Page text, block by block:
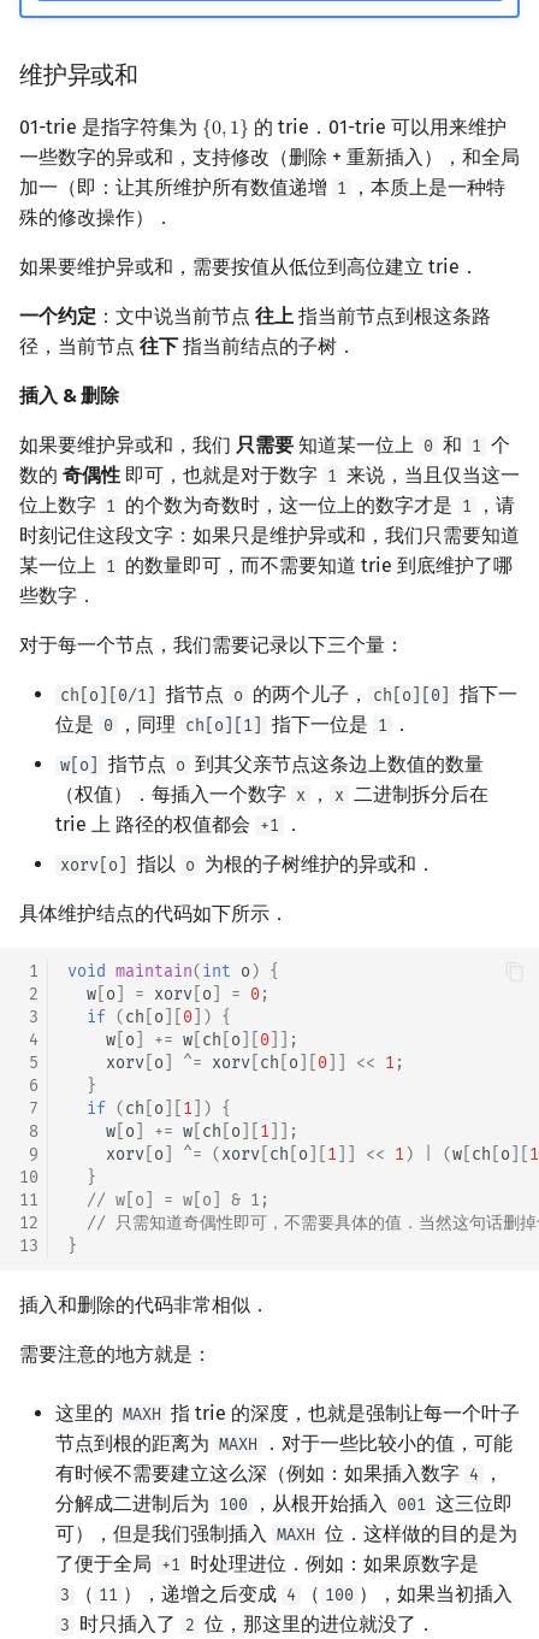
维护异或和
01-trie 是指字符集为 {0,1}
{0,1 }
的 trie．01-trie 可以用来维护
一些数字的异或和，支持修改（删除 + 重新插入），和全局
加一（即：让其所维护所有数值递增 1
，本质上是一种特
殊的修改操作）．
如果要维护异或和，需要按值从低位到高位建立 trie．
一个约定 ：文中说当前节点 往上 指当前节点到根这条路
径，当前节点 往下 指当前结点的子树．
插入 & 删除
如果要维护异或和，我们 只需要 知道某一位上 0 和 1 个
数的 奇偶性 即可，也就是对于数字 1 来说，当且仅当这一
位上数字 1 的个数为奇数时，这一位上的数字才是 1
，请
时刻记住这段文字：如果只是维护异或和，我们只需要知道
某一位上
1 的数量即可，而不需要知道 trie 到底维护了哪
些数字．
对于每一个节点，我们需要记录以下三个量：
ch[o][0/1] 指节点 o 的两个儿子， ch[o][0]
指下一
位是 0 ，同理 ch[o][1] 指下一位是 1 ．
w[o] 指节点 o 到其父亲节点这条边上数值的数量
（权值）．每插入一个数字 x ， x 二进制拆分后在
trie 上 路径的权值都会 +1 ．
xorv[o] 指以 o 为根的子树维护的异或和．
具体维护结点的代码如下所示．
1
2
3
4
5
6
7
8
9
10
11
12
13
void maintain(int o) {
w o = xorv o = 0;
if (ch o 0 ]) {
w o += w ch o 0 ]];
xorv o ^= xorv ch o 0 << 1 ;
}
if (ch o 1 ]) {
w o += w ch o 1 ]];
xorv o ^= (xorv ch o 1 << 1) (w ch o
1
}
// w[o] = w[o] & 1;
// 只需知道奇偶性即可，不需要具体的值．当然这句话删
}
插入和删除的代码非常相似．
需要注意的地方就是：
这里的 MAXH 指 trie 的深度，也就是强制让每一个叶子
节点到根的距离为 MAXH
．对于一些比较小的值，可能
有时候不需要建立这么深（例如：如果插入数字 4
，
分解成二进制后为 100 ，从根开始插入 001 这三位即
可），但是我们强制插入
MAXH 位．这样做的目的是为
了便于全局 +1 时处理进位．例如：如果原数字是
3 （ 11 ），递增之后变成 4 （ 100 ），如果当初插入
3 时只插入了 2 位，那这里的进位就没了．